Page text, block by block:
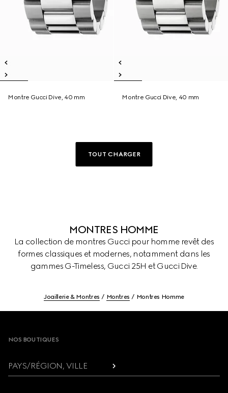
Montre Gucci Dive, 40 mm Montre Gucci Dive, 40 mm
TOUT CHARGER
MONTRES HOMME
La collection de montres Gucci pour homme revêt des
formes classiques et modernes, notamment dans les
gammes G-Timeless, Gucci 25H et Gucci Dive.
Joaillerie & Montres Montres Montres Homme
NOS BOUTIQUES
PAYS/RÉGION, VILLE